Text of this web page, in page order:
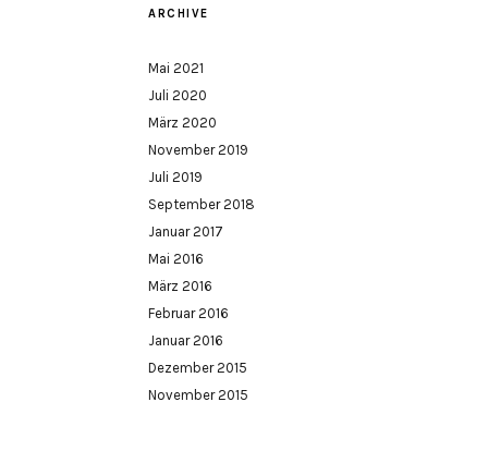
ARCHIVE
Mai 2021
Juli 2020
März 2020
November 2019
Juli 2019
September 2018
Januar 2017
Mai 2016
März 2016
Februar 2016
Januar 2016
Dezember 2015
November 2015